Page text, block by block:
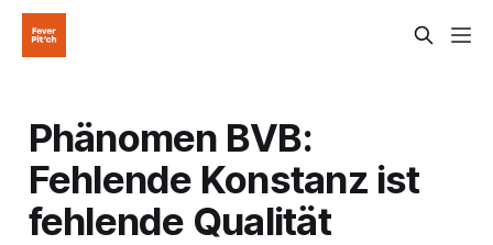
Phänomen BVB:
Fehlende Konstanz ist
fehlende Qualität